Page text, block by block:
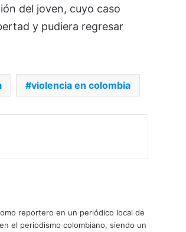
del joven, cuyo caso
y pudiera regresar
violencia en colombia
reportero en un periódico local de
el periodismo colombiano, siendo un